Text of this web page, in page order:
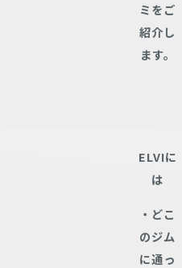
ミをご
紹介し
ます。
ELVIに
は
・どこ
のジム
に通っ